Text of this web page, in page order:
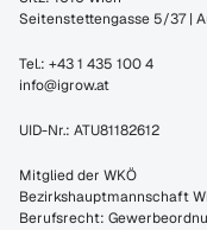
Seitenstettengasse 5/37 |
Tel.: +43 1 435 100 4
info@igrow.at
​​UID-Nr.: ATU81182612
​Mitglied der WKÖ
Bezirkshauptmannschaft
Berufsrecht: